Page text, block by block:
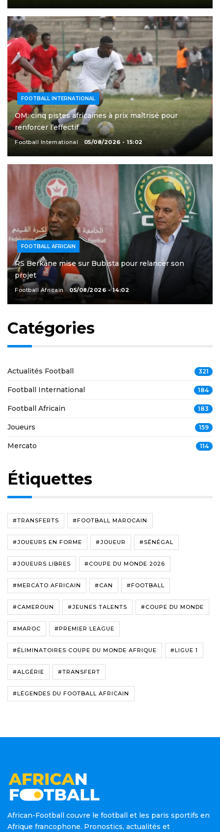
FOOTBALL INTERNATIONAL
OM: cinq pistes africaines à prix maîtrisé pour
renforcer l’effectif
Football International 05/08/2026 - 15:02
FOOTBALL AFRICAIN
RS Berkane mise sur Bubista pour relancer son
projet
Football Africain 05/08/2026 - 14:02
Catégories
Actualités Football 321
Football International 184
Football Africain 183
Joueurs 159
Mercato 114
Étiquettes
#TRANSFERTS #FOOTBALL MAROCAIN
#JOUEURS EN FORME #JOUEUR #SÉNÉGAL
#JOUEURS LIBRES #COUPE DU MONDE 2026
#MERCATO AFRICAIN #CAN #FOOTBALL
#CAMEROUN #JEUNES TALENTS #COUPE DU MONDE
#MAROC #PREMIER LEAGUE
#ÉLIMINATOIRES COUPE DU MONDE AFRIQUE #LIGUE 1
#ALGÉRIE #TRANSFERT
#LÉGENDES DU FOOTBALL AFRICAIN
African-Football couvre le football et les paris sportifs en
Afrique francophone. Pronostics, actualités et